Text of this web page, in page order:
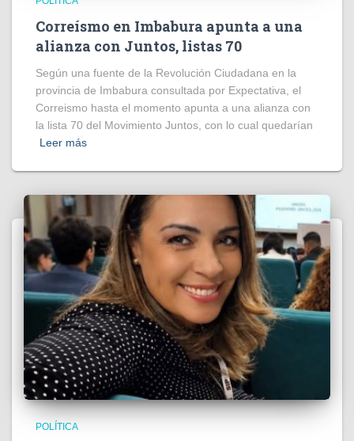
Correísmo en Imbabura apunta a una
alianza con Juntos, listas 70
Según una fuente de la Revolución Ciudadana en la
provincia de Imbabura consultada por Expectativa, el
Correismo hasta el momento apunta a una alianza con
la lista 70 del Movimiento Juntos, con lo cual quedarían
Leer más
POLÍTICA